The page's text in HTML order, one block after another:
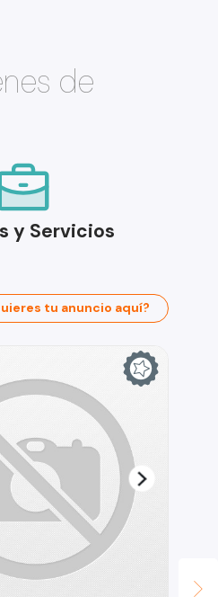
de
y Servicios
tu anuncio aquí?